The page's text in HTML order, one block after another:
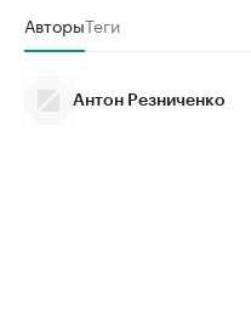
АвторыТеги
Антон Резниченко